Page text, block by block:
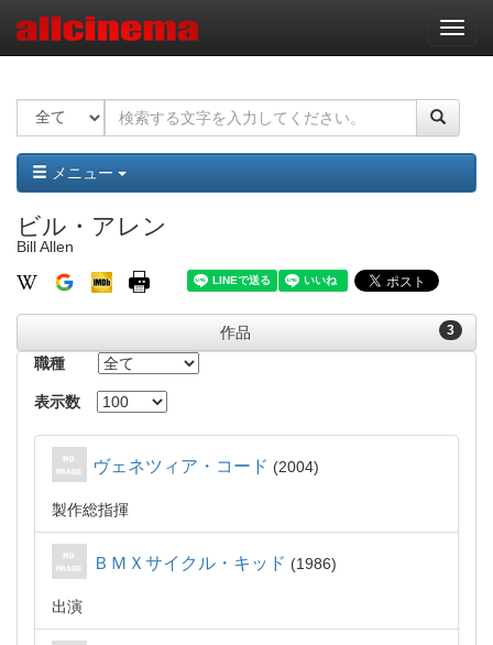
ナ
ビ
ー
ョ
ン
メニュー
ビル・アレン
Bill Allen
3
作品
職種
表示数
ヴェネツィア・コード 2004
製作総指揮
ＢＭＸサイクル・キッド 1986
出演